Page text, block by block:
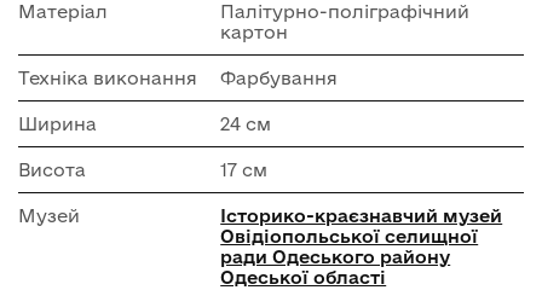
Матеріал
Палітурно-поліграфічний
картон
Техніка виконання Фарбування
Ширина 24 см
Висота 17 см
Музей
Історико-краєзнавчий музей
Овідіопольської селищної
ради Одеського району
Одеської області